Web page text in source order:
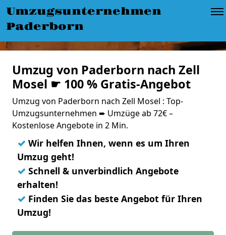
Umzugsunternehmen
Paderborn
Umzug von Paderborn nach Zell
Mosel ☛ 100 % Gratis-Angebot
Umzug von Paderborn nach Zell Mosel : Top-
Umzugsunternehmen ➨ Umzüge ab 72€ –
Kostenlose Angebote in 2 Min.
✓ Wir helfen Ihnen, wenn es um Ihren
Umzug geht!
✓ Schnell & unverbindlich Angebote
erhalten!
✓ Finden Sie das beste Angebot für Ihren
Umzug!